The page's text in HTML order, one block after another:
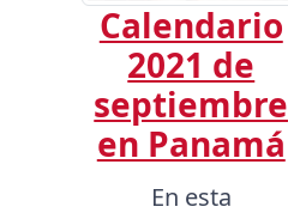
Calendario
2021 de
septiembre
en Panamá
En esta